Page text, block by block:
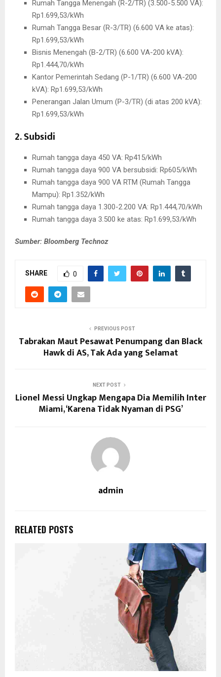
Rumah Tangga Menengah (R-2/TR) (3.500-5.500 VA):
Rp1.699,53/kWh
Rumah Tangga Besar (R-3/TR) (6.600 VA ke atas):
Rp1.699,53/kWh
Bisnis Menengah (B-2/TR) (6.600 VA-200 kVA):
Rp1.444,70/kWh
Kantor Pemerintah Sedang (P-1/TR) (6.600 VA-200
kVA): Rp1.699,53/kWh
Penerangan Jalan Umum (P-3/TR) (di atas 200 kVA):
Rp1.699,53/kWh
2. Subsidi
Rumah tangga daya 450 VA: Rp415/kWh
Rumah tangga daya 900 VA bersubsidi: Rp605/kWh
Rumah tangga daya 900 VA RTM (Rumah Tangga
Mampu): Rp1.352/kWh
Rumah tangga daya 1.300-2.200 VA: Rp1.444,70/kWh
Rumah tangga daya 3.500 ke atas: Rp1.699,53/kWh
Sumber: Bloomberg Technoz
SHARE 0
PREVIOUS POST
Tabrakan Maut Pesawat Penumpang dan Black
Hawk di AS, Tak Ada yang Selamat
NEXT POST
Lionel Messi Ungkap Mengapa Dia Memilih Inter
Miami, ‘Karena Tidak Nyaman di PSG’
admin
RELATED POSTS